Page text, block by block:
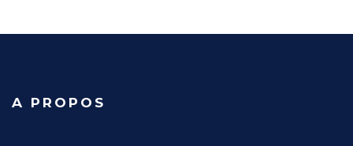
A PROPOS